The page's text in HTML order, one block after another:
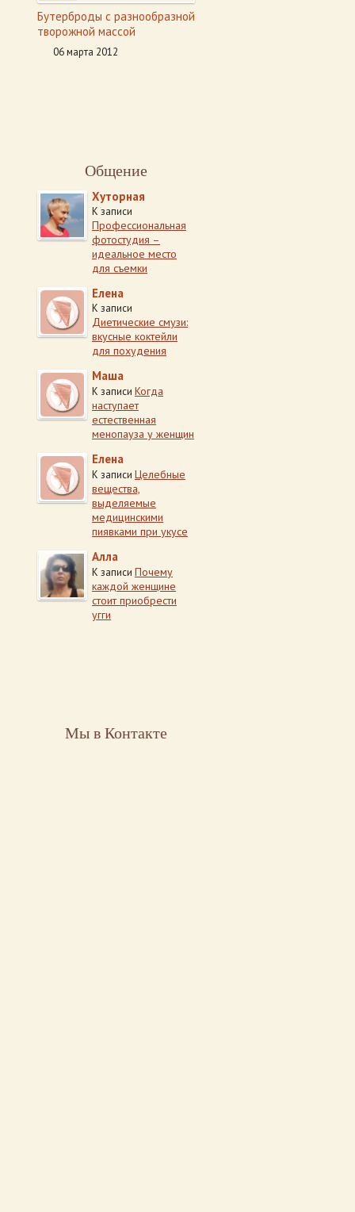
Бутерброды с разнообразной
творожной массой
06 марта 2012
Общение
Хуторная
К записи
Профессиональная
фотостудия –
идеальное место
для съемки
Елена
К записи
Диетические смузи:
вкусные коктейли
для похудения
Маша
К записи Когда
наступает
естественная
менопауза у женщин
Елена
К записи Целебные
вещества,
выделяемые
медицинскими
пиявками при укусе
Алла
К записи Почему
каждой женщине
стоит приобрести
угги
Мы в Контакте